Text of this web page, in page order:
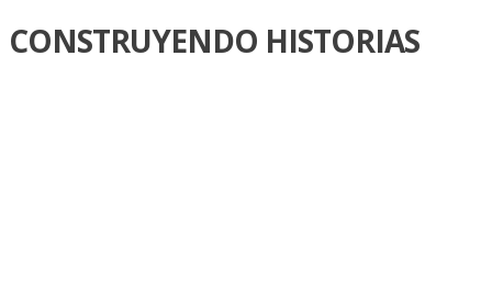
CONSTRUYENDO HISTORIAS